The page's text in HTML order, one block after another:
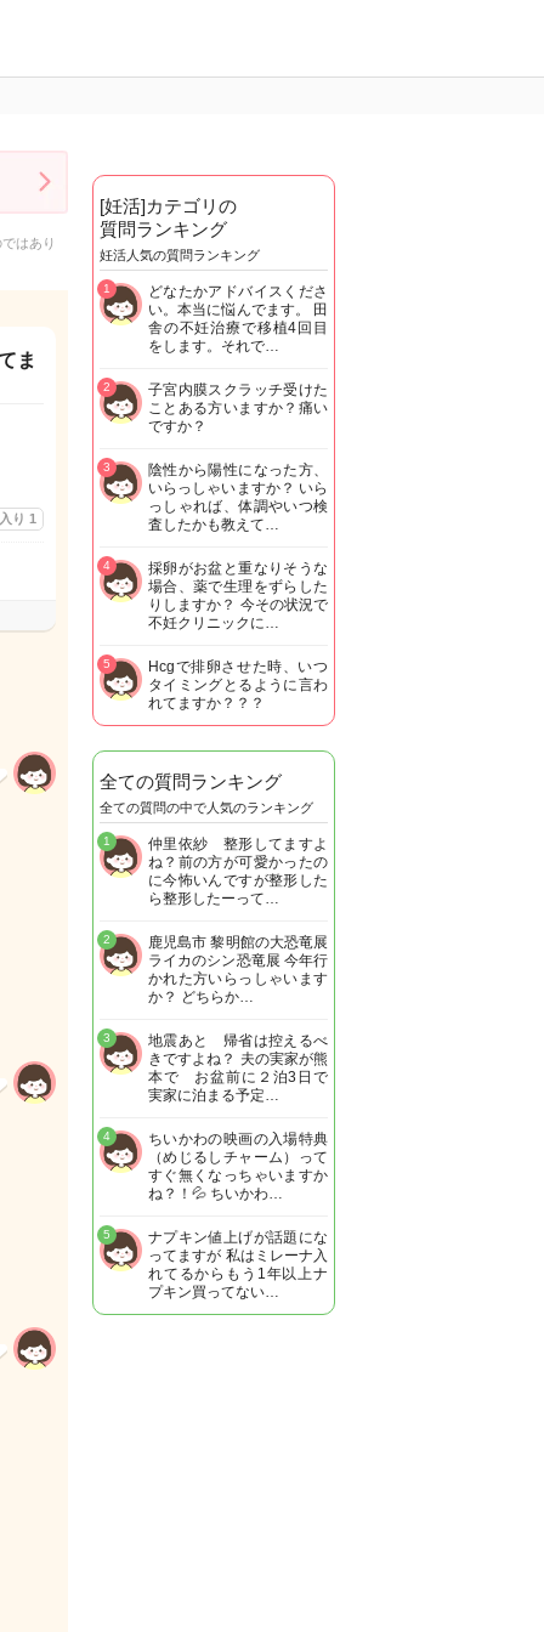
はあり
ま
り 1
[妊活]カテゴリの
質問ランキング
妊活人気の質問ランキング
どなたかアドバイスくださ
い。本当に悩んでます。 田
舎の不妊治療で移植4回目
をします。それで…
1
子宮内膜スクラッチ受けた
ことある方いますか？痛い
ですか？
2
陰性から陽性になった方、
いらっしゃいますか？ いら
っしゃれば、体調やいつ検
査したかも教えて…
3
採卵がお盆と重なりそうな
場合、薬で生理をずらした
りしますか？ 今その状況で
不妊クリニックに…
4
Hcgで排卵させた時、いつ
タイミングとるように言わ
れてますか？？？
5
全ての質問ランキング
全ての質問の中で人気のランキング
仲里依紗 整形してますよ
ね？前の方が可愛かったの
に今怖いんですが整形した
ら整形したーって…
1
鹿児島市 黎明館の大恐竜展
ライカのシン恐竜展 今年行
かれた方いらっしゃいます
か？ どちらか…
2
地震あと 帰省は控えるべ
きですよね？ 夫の実家が熊
本で お盆前に２泊3日で
実家に泊まる予定…
3
ちいかわの映画の入場特典
（めじるしチャーム）って
すぐ無くなっちゃいますか
ね？！💦 ちいかわ…
4
ナプキン値上げが話題にな
ってますが 私はミレーナ入
れてるからもう1年以上ナ
プキン買ってない…
5